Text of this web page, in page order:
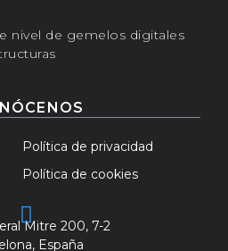
nivel de gemelos digitales
Política de privacidad
Política de cookies
Mitre 200, 7-2
España